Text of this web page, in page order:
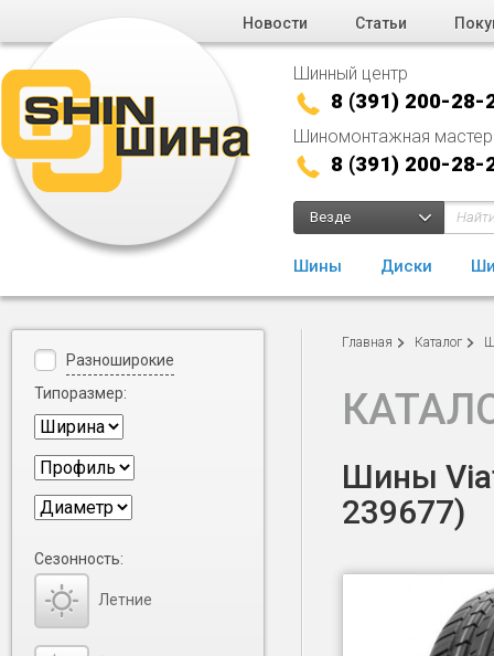
Новости Статьи
Шинный центр
8 (391) 200-28-
Шиномонтажная
8 (391) 200-28-
Везде
Шины Диски
Главная Каталог
Шины
239677)
Разноширокие
Типоразмер:
Сезонность:
Летние